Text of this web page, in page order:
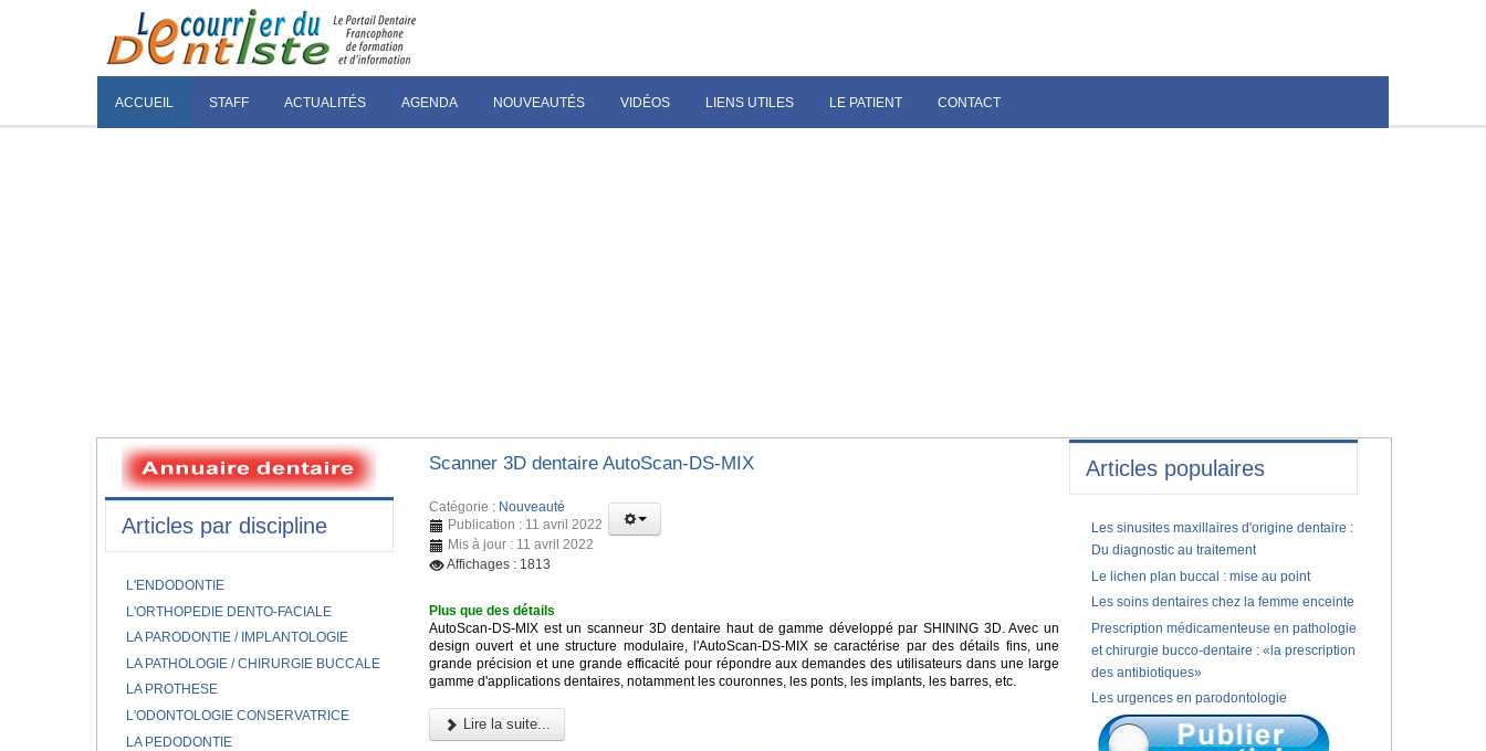
ACCUEIL STAFF ACTUALITÉS AGENDA NOUVEAUTÉS VIDÉOS LIENS UTILES LE PATIENT CONTACT
Scanner 3D dentaire AutoScan-DS-MIX
Catégorie : Nouveauté
Publication : 11 avril 2022
Mis à jour : 11 avril 2022
Affichages : 1813
Plus que des détails
AutoScan-DS-MIX est un scanneur 3D dentaire haut de gamme développé par SHINING 3D. Avec un
design ouvert et une structure modulaire, l'AutoScan-DS-MIX se caractérise par des détails fins, une
grande précision et une grande efficacité pour répondre aux demandes des utilisateurs dans une large
gamme d'applications dentaires, notamment les couronnes, les ponts, les implants, les barres, etc.
Lire la suite...
Articles par discipline
L'ENDODONTIE
L'ORTHOPEDIE DENTO-FACIALE
LA PARODONTIE / IMPLANTOLOGIE
LA PATHOLOGIE / CHIRURGIE BUCCALE
LA PROTHESE
L'ODONTOLOGIE CONSERVATRICE
LA PEDODONTIE
Articles populaires
Les sinusites maxillaires d'origine dentaire :
Du diagnostic au traitement
Le lichen plan buccal : mise au point
Les soins dentaires chez la femme enceinte
Prescription médicamenteuse en pathologie
et chirurgie bucco-dentaire : «la prescription
des antibiotiques»
Les urgences en parodontologie